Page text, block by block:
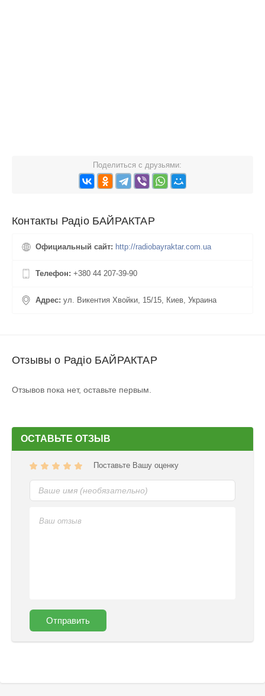
Поделиться с друзьями:
Контакты Радіо БАЙРАКТАР
Официальный сайт: http://radiobayraktar.com.ua
Телефон: +380 44 207-39-90
Адрес: ул. Викентия Хвойки, 15/15, Киев, Украина
Отзывы о Радіо БАЙРАКТАР
Отзывов пока нет, оставьте первым.
ОСТАВЬТЕ ОТЗЫВ
Поставьте Вашу оценку
Отправить